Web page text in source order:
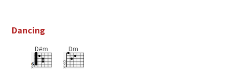
Dancing
D#m Dm